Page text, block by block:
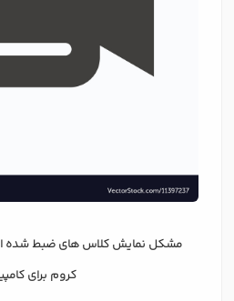
مشکل نمایش کلاس های ضبط شده
کروم برای